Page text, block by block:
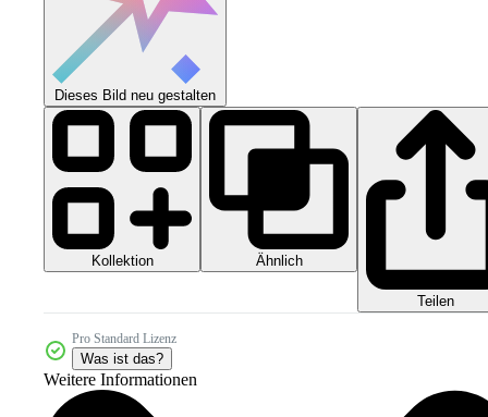
Dieses Bild neu gestalten
Kollektion Ähnlich
Teilen
Pro Standard Lizenz
Was ist das?
Weitere Informationen